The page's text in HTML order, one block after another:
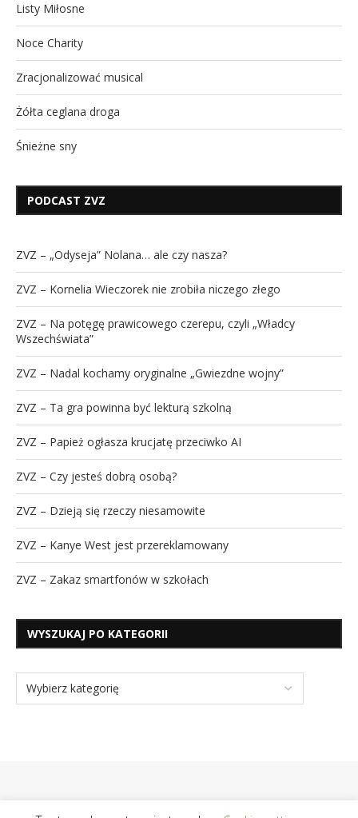
Listy Miłosne
Noce Charity
Zracjonalizować musical
Żółta ceglana droga
Śnieżne sny
PODCAST ZVZ
ZVZ – „Odyseja” Nolana… ale czy nasza?
ZVZ – Kornelia Wieczorek nie zrobiła niczego złego
ZVZ – Na potęgę prawicowego czerepu, czyli „Władcy
Wszechświata”
ZVZ – Nadal kochamy oryginalne „Gwiezdne wojny”
ZVZ – Ta gra powinna być lekturą szkolną
ZVZ – Papież ogłasza krucjatę przeciwko AI
ZVZ – Czy jesteś dobrą osobą?
ZVZ – Dzieją się rzeczy niesamowite
ZVZ – Kanye West jest przereklamowany
ZVZ – Zakaz smartfonów w szkołach
WYSZUKAJ PO KATEGORII